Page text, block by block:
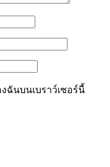
ฉันบนเบราว์เซอร์นี้